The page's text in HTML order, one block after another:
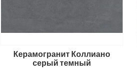
Керамогранит Коллиано
серый темный